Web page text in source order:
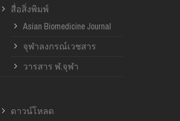
สื่อสิ่งพิมพ์
Asian Biomedicine Journal
จุฬาลงกรณ์เวชสาร
วารสาร ฬ.จุฬา
ดาวน์โหลด